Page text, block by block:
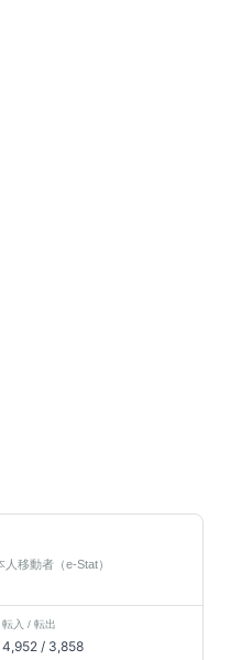
移動者（e-Stat）
転入 / 転出
4,952/ 3,858